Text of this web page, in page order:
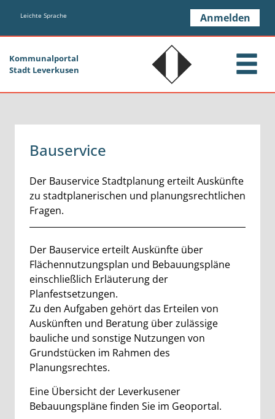
Zum Hauptinhalt springen
Leichte Sprache Anmelden
Kommunalportal
Stadt Leverkusen
Bauservice
Kurzbeschreibung
Der Bauservice Stadtplanung erteilt Auskünfte
zu stadtplanerischen und planungsrechtlichen
Fragen.
Beschreibung
Der Bauservice erteilt Auskünfte über
Flächennutzungsplan und Bebauungspläne
einschließlich Erläuterung der
Planfestsetzungen.
Zu den Aufgaben gehört das Erteilen von
Auskünften und Beratung über zulässige
bauliche und sonstige Nutzungen von
Grundstücken im Rahmen des
Planungsrechtes.
Eine Übersicht der Leverkusener
Bebauungspläne finden Sie im Geoportal.